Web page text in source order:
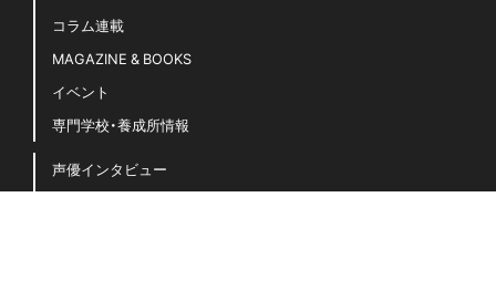
コラム連載
MAGAZINE & BOOKS
イベント
専門学校・養成所情報
声優インタビュー